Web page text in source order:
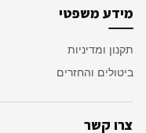
מידע משפטי
תקנון ומדיניות
ביטולים והחזרים
צרו קשר